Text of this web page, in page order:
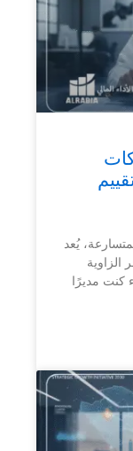
يُعد
الزاوية
كنت مديرًا